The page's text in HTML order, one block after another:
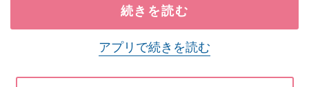
続きを読む
アプリで続きを読む